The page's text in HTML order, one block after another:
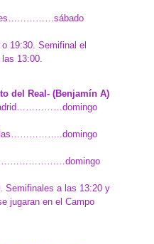
19:30. Semifinal el
13:00.
del Real- (Benjamín A)
Semifinales a las 13:20 y
jugaran en el Campo